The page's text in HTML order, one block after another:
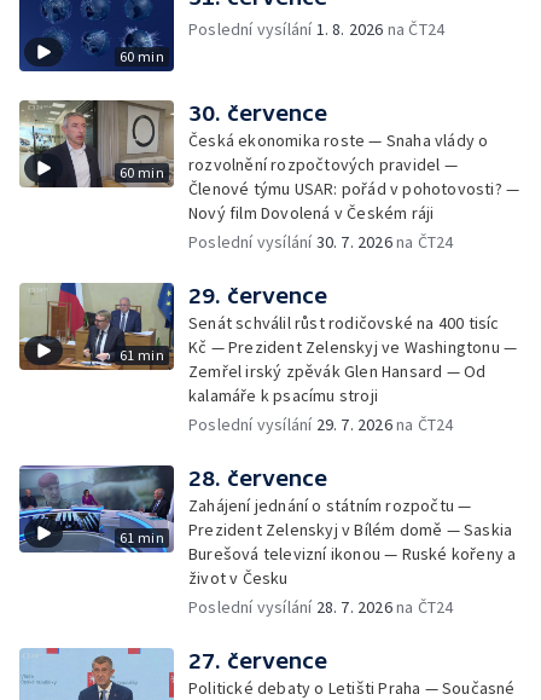
60 min
Poslední vysílání1. 8. 2026 na ČT24
60 min
30. července
Česká ekonomika roste — Snaha vlády o
rozvolnění rozpočtových pravidel —
Členové týmu USAR: pořád v pohotovosti? —
Nový film Dovolená v Českém ráji
Poslední vysílání30. 7. 2026na ČT24
61 min
29. července
Senát schválil růst rodičovské na 400 tisíc
Kč — Prezident Zelenskyj ve Washingtonu —
Zemřel irský zpěvák Glen Hansard — Od
kalamáře k psacímu stroji
Poslední vysílání 29. 7. 2026na ČT24
61 min
28. července
Zahájení jednání o státním rozpočtu —
Prezident Zelenskyj v Bílém domě — Saskia
Burešová televizní ikonou — Ruské kořeny a
život v Česku
Poslední vysílání 28. 7. 2026na ČT24
27. července
Politické debaty o Letišti Praha — Současné